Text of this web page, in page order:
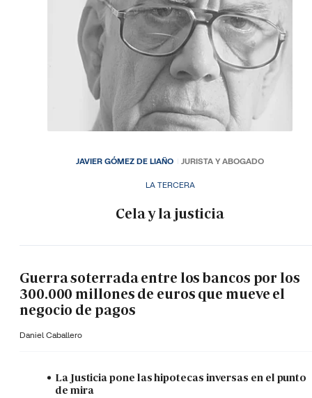
LA TERCERA
Cela y la justicia
JAVIER GÓMEZ DE LIAÑO JURISTA Y ABOGADO
Guerra soterrada entre los bancos por los
300.000 millones de euros que mueve el
negocio de pagos
Daniel Caballero
La Justicia pone las hipotecas inversas en el punto
de mira